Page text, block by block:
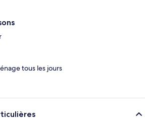
tous les jours